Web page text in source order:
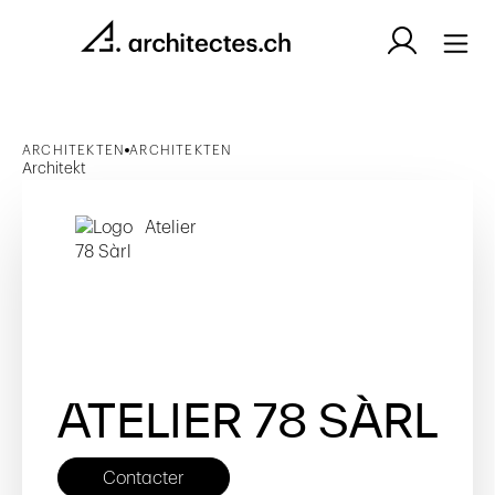
ARCHITEKTEN ARCHITEKTEN
Architekt
ATELIER 78 SÀRL
Contacter